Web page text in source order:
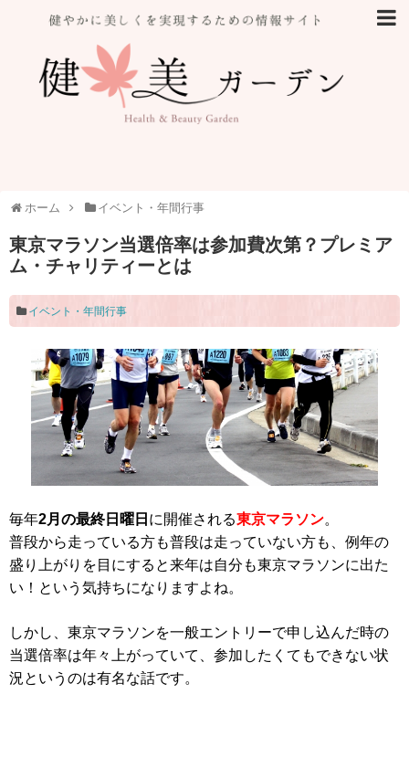
ホーム イベント・年間行事
東京マラソン当選倍率は参加費次第？プレミア
ム・チャリティーとは
イベント・年間行事
毎年2月の最終日曜日 に開催される東京マラソン。
普段から走っている方も普段は走っていない方も、例年の
盛り上がりを目にすると来年は自分も東京マラソンに出た
い！という気持ちになりますよね。
しかし、東京マラソンを一般エントリーで申し込んだ時の
当選倍率は年々上がっていて、参加したくてもできない状
況というのは有名な話です。